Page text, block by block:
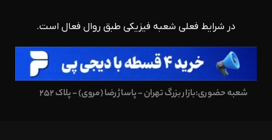
در شرایط فعلی شعبه فیزیکی طبق روال فعال است.
شعبه حضوری:بازار بزرگ تهران - پاساژ رضا (مروی) - پلاک 252